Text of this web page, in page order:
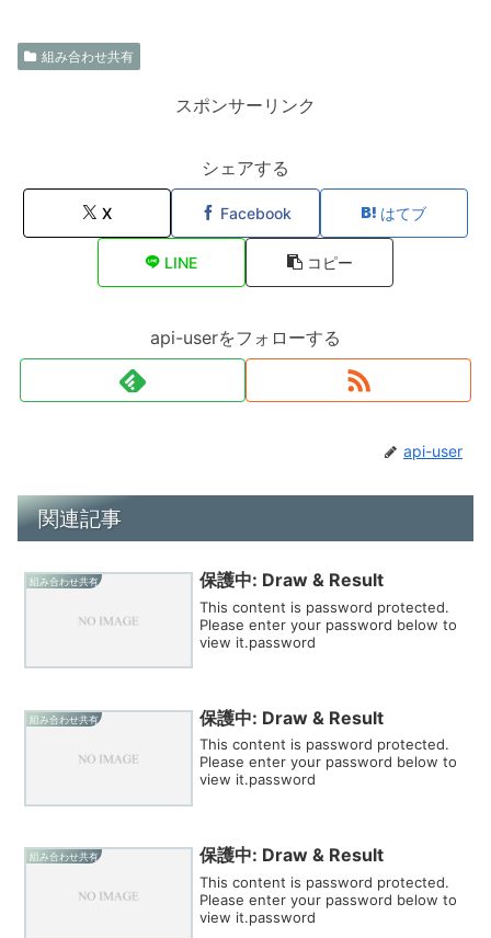
組み合わせ共有
スポンサーリンク
シェアする
X Facebook はてブ
LINE コピー
api-userをフォローする
api-user
関連記事
組み合わせ共有 保護中: Draw & Result
This content is password protected.
Please enter your password below to
view it.password
組み合わせ共有 保護中: Draw & Result
This content is password protected.
Please enter your password below to
view it.password
組み合わせ共有 保護中: Draw & Result
This content is password protected.
Please enter your password below to
view it.password